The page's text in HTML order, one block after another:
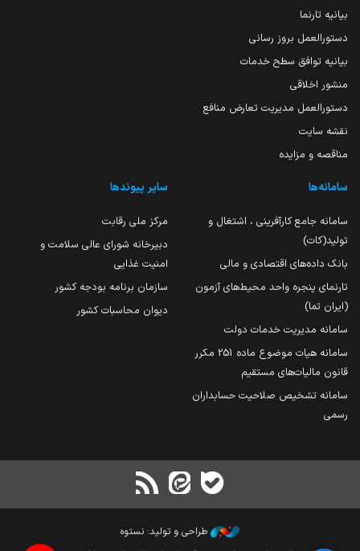
بیانیه تارنما
دستورالعمل بروز رسانی
بیانیه توافق سطح خدمات
منشور اخلاقی
دستورالعمل مدیریت تعارض منافع
نقشه سایت
مناقصه و مزایده
سامانه‌ها
سامانه جامع کارآفرینی ، اشتغال و
تولید(کات)
بانک داده‌های اقتصادی و مالی
تارنمای پنجره واحد محیط‌های آزمون
(ایران تما)
سامانه مدیریت خدمات دولت
سامانه هیات موضوع ماده 251 مکرر
قانون مالیات‌های مستقیم
سامانه تشخیص صلاحیت حسابداران
رسمی
سایر پیوندها
مرکز ملی رقابت
دبیرخانه شورای عالی سلامت و
امنیت غذایی
سازمان برنامه بودجه کشور
دیوان محاسبات کشور
طراحی و تولید: نستوه